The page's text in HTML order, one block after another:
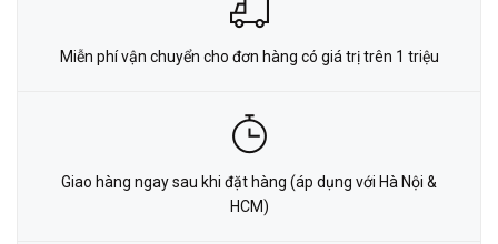
Miễn phí vận chuyển cho đơn hàng có giá trị trên 1 triệu
Giao hàng ngay sau khi đặt hàng (áp dụng với Hà Nội &
HCM)